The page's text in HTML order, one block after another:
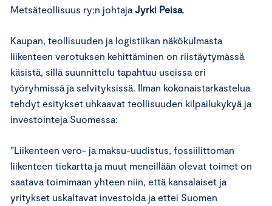
Metsäteollisuus ry:n johtaja Jyrki Peisa
Kaupan, teollisuuden ja logistiikan näkökulmasta
liikenteen verotuksen kehittäminen on riistäytymässä
käsistä, sillä suunnittelu tapahtuu useissa eri
työryhmissä ja selvityksissä. Ilman kokonaistarkastelua
tehdyt esitykset uhkaavat teollisuuden kilpailukykyä ja
investointeja Suomessa:
”Liikenteen vero- ja maksu-uudistus, fossiilittoman
liikenteen tiekartta ja muut meneillään olevat toimet on
saatava toimimaan yhteen niin, että kansalaiset ja
yritykset uskaltavat investoida ja ettei Suomen